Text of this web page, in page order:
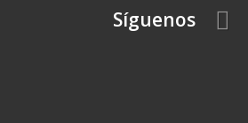
Síguenos